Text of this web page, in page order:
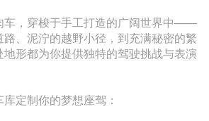
车，穿梭于手工打造的广阔世界中——
、泥泞的越野小径，到充满秘密的繁
形都为你提供独特的驾驶挑战与表演
定制你的梦想座驾：